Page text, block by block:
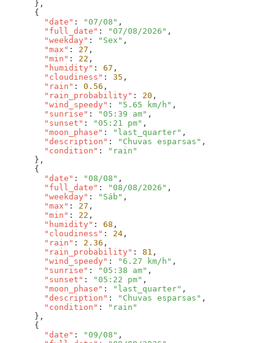
        "date"
: "07/08"
        "full_date"
: "07/08/2026"
        "weekday"
: "Sex"
        "max"
: 27
        "min"
: 22
        "humidity"
: 67
        "cloudiness"
: 35
        "rain"
: 0.56
        "rain_probability"
: 20
        "wind_speedy"
: "5.65 km/h"
        "sunrise"
: "05:39 am"
        "sunset"
: "05:21 pm"
        "moon_phase"
: "last_quarter"
        "description"
: "Chuvas esparsas"
        "condition"
:
        "date"
: "08/08"
        "full_date"
: "08/08/2026"
        "weekday"
: "Sáb"
        "max"
: 27
        "min"
: 22
        "humidity"
: 68
        "cloudiness"
: 24
        "rain"
: 2.36
        "rain_probability"
: 81
        "wind_speedy"
: "6.27 km/h"
        "sunrise"
: "05:38 am"
        "sunset"
: "05:22 pm"
        "moon_phase"
: "last_quarter"
        "description"
: "Chuvas esparsas"
        "condition"
:
        "date"
: "09/08"